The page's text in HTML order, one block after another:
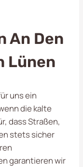
An Den
Lünen
uns ein
die kalte
dass Straßen,
stets sicher
garantieren wir